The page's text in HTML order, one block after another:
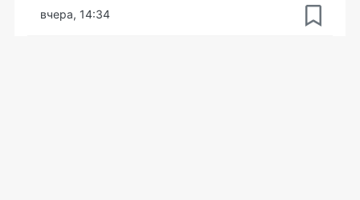
вчера, 14:34